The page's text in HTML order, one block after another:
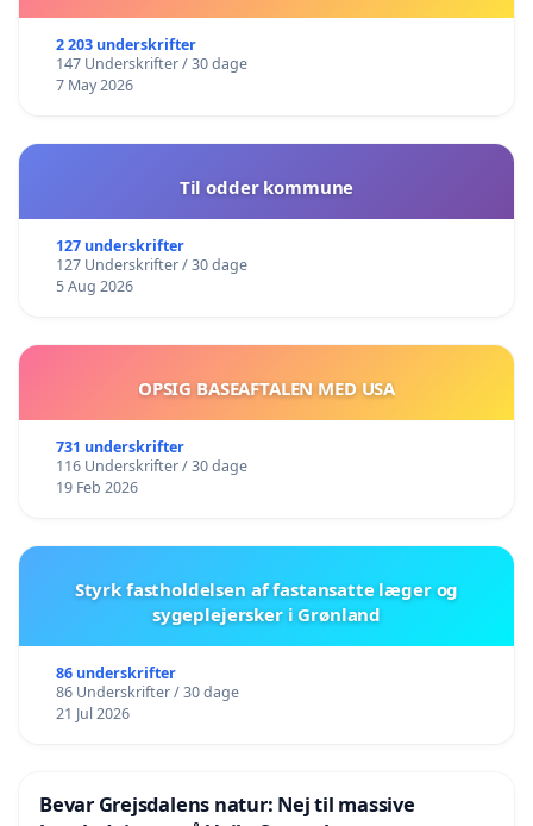
2 203 underskrifter
147 Underskrifter / 30 dage
7 May 2026
Til odder kommune
127 underskrifter
127 Underskrifter / 30 dage
5 Aug 2026
OPSIG BASEAFTALEN MED USA
731 underskrifter
116 Underskrifter / 30 dage
19 Feb 2026
Styrk fastholdelsen af fastansatte læger og
sygeplejersker i Grønland
86 underskrifter
86 Underskrifter / 30 dage
21 Jul 2026
Bevar Grejsdalens natur: Nej til massive